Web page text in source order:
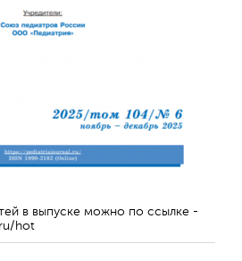
в выпуске можно по ссылке -
hot